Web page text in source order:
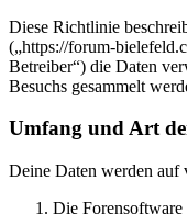
Diese Richtlinie
(„https://forum-
Betreiber“) die Daten
Besuchs gesammelt
Umfang und Art
Deine Daten werden auf
Die Forensoftware